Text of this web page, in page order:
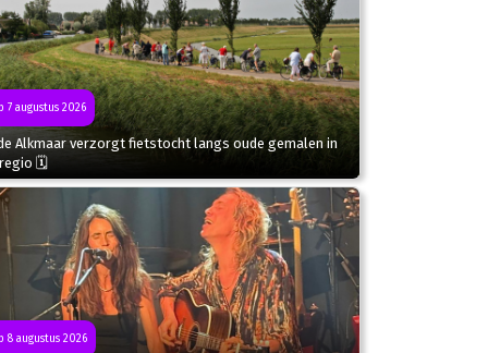
7 augustus 2026
Alkmaar verzorgt fietstocht langs oude gemalen in
🗓
8 augustus 2026